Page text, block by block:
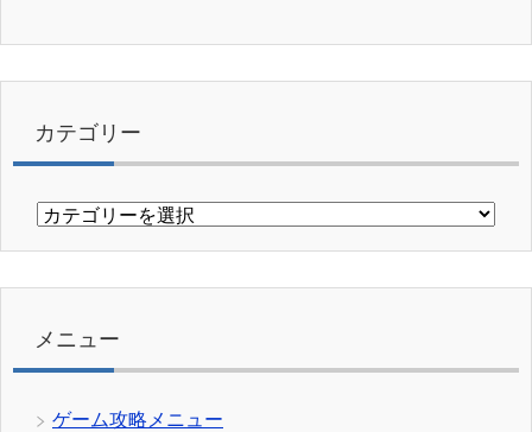
カテゴリー
カ
リ
メニュー
ゲーム攻略メニュー